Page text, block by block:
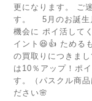
更になります。 ご
す。 5月のお誕生
機会に ポイ活して
イント😆👍 ためる
の買取りにつきま
は10％アップ！ポ
す。（パスクル商
ださい🌸